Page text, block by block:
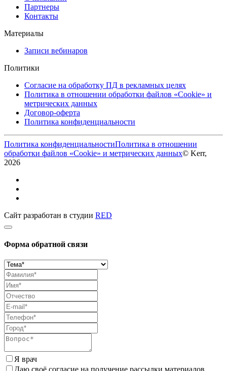
Партнеры
Контакты
Материалы
Записи вебинаров
Политики
Согласие на обработку ПД в рекламных целях
Политика в отношении обработки файлов «Cookie» и
метрических данных
Договор-оферта
Политика конфиденциальности
Политика конфиденциальностиПолитика в отношении
обработки файлов «Cookie» и метрических данных© Kerr,
2026
Сайт разработан в студии RED
Форма обратной связи
Я врач